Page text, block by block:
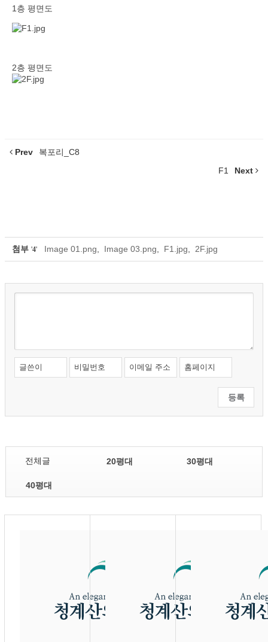
1층 평면도
2층 평면도
Prev
복포리_C8
F1
Next
첨부 '4' Image 01.png Image 03.png F1.jpg 2F.jpg
글쓴이 비밀번호 이메일 주소 홈페이지
전체글 20평대 30평대
40평대